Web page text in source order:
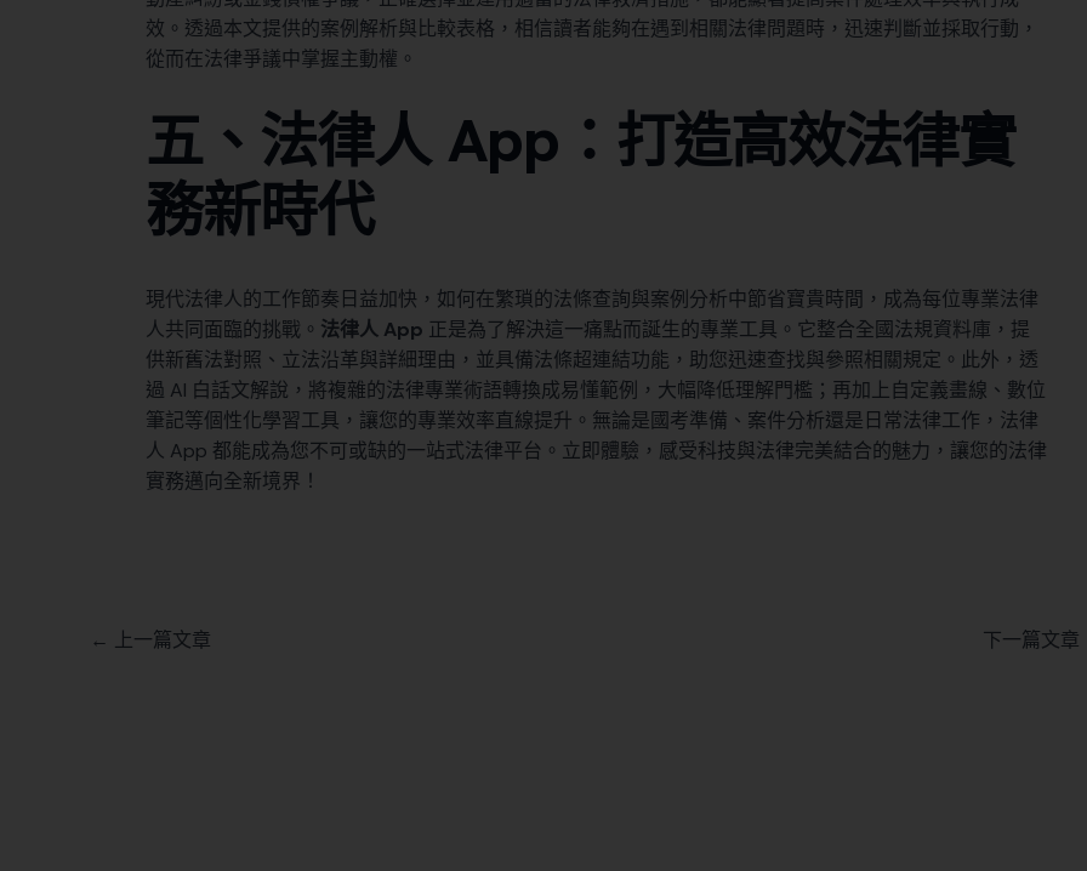
效。透過本文提供的案例解析與比較表格，相信讀者能夠在遇到相關法律問題時，迅速判斷並採取行動，
從而在法律爭議中掌握主動權。
五、法律人 App：打造高效法律實
務新時代
現代法律人的工作節奏日益加快，如何在繁瑣的法條查詢與案例分析中節省寶貴時間，成為每位專業法律
人共同面臨的挑戰。 法律人 App 正是為了解決這一痛點而誕生的專業工具。它整合全國法規資料庫，提
供新舊法對照、立法沿革與詳細理由，並具備法條超連結功能，助您迅速查找與參照相關規定。此外，透
過 AI 白話文解說，將複雜的法律專業術語轉換成易懂範例，大幅降低理解門檻；再加上自定義畫線、數位
筆記等個性化學習工具，讓您的專業效率直線提升。無論是國考準備、案件分析還是日常法律工作，法律
人 App 都能成為您不可或缺的一站式法律平台。立即體驗，感受科技與法律完美結合的魅力，讓您的法律
實務邁向全新境界！
← 上一篇文章 下一篇文章